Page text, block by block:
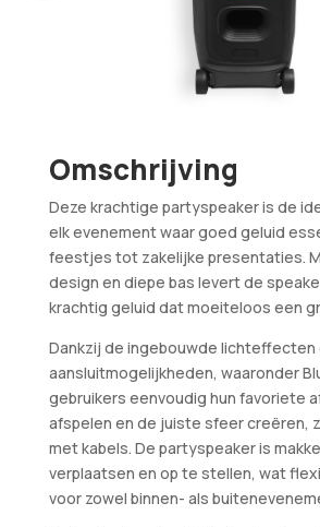
Omschrijving
Deze krachtige partyspeaker is de
elk evenement waar goed geluid
feestjes tot zakelijke presentaties.
design en diepe bas levert de
krachtig geluid dat moeiteloos een
Dankzij de ingebouwde lichteffecten
aansluitmogelijkheden, waaronder
gebruikers eenvoudig hun favoriete
afspelen en de juiste sfeer creëren,
met kabels. De partyspeaker is
verplaatsen en op te stellen, wat
voor zowel binnen- als